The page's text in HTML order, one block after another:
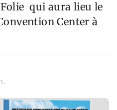
qui aura lieu le
Center à